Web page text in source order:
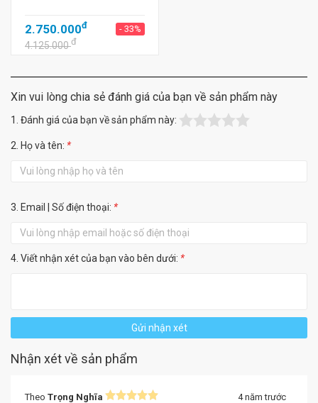
2.750.000đ - 33%
4.125.000đ
Xin vui lòng chia sẻ đánh giá của bạn về sản phẩm này
1. Đánh giá của bạn về sản phẩm này:
2. Họ và tên: *
3. Email | Số điện thoại: *
4. Viết nhận xét của bạn vào bên dưới: *
Gửi nhận xét
Nhận xét về sản phẩm
Theo Trọng Nghĩa
4 năm trước